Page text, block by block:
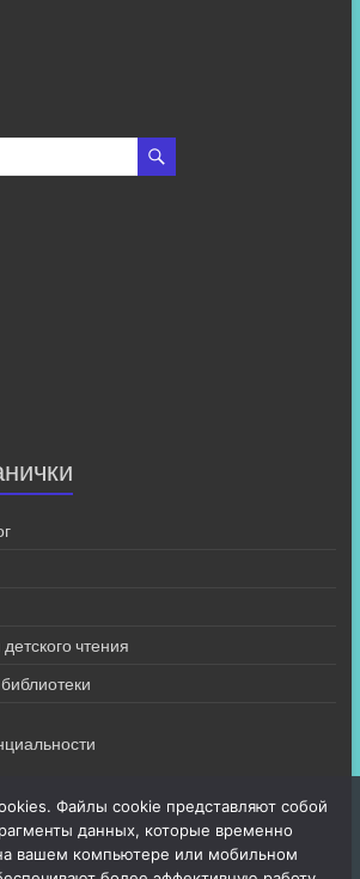
чтения
Файлы cookie представляют собой
данных, которые временно
вашем компьютере или мобильном